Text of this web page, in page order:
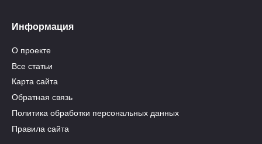
Информация
О проекте
Все статьи
Карта сайта
Обратная связь
Политика обработки персональных данных
Правила сайта